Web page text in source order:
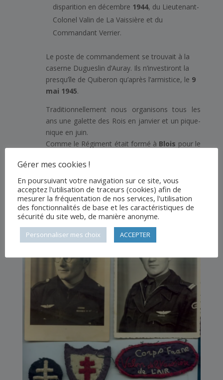
disparition en décembre 1944, du Lieutenant-
Colonel Valin de La Vaissière et du
Commandant Verrier.
Le poste de commandement se trouvait à la
caserne Dugueslin d’Auray. Ils n’investiront la
presqu’île de Quiberon qu’après l’armistice, le 9
mai 1945.
Traditionnellement nous organisons tous les
ans une galette des Rois en janvier et un pique-
nique en juin.
Comme le Régiment était formé à Blois pour le
Bataillon, ces manifestations se font une année
sur deux sur Vendômeet surBlois
Gérer mes cookies !
En poursuivant votre navigation sur ce site, vous
acceptez l'utilisation de traceurs (cookies) afin de
mesurer la fréquentation de nos services, l'utilisation
des fonctionnalités de base et les caractéristiques de
sécurité du site web, de manière anonyme.
Personnaliser mes choix ACCEPTER